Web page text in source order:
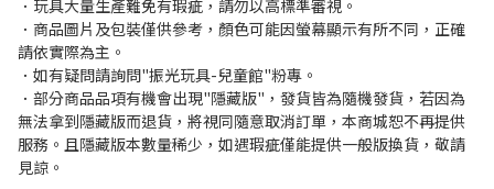
．玩具大量生產難免有瑕疵，請勿以高標準審視。
．商品圖片及包裝僅供參考，顏色可能因螢幕顯示有所不同，正確
請依實際為主。
．如有疑問請詢問"振光玩具-兒童館"粉專。
．部分商品品項有機會出現"隱藏版"，發貨皆為隨機發貨，若因為
無法拿到隱藏版而退貨，將視同隨意取消訂單，本商城恕不再提供
服務。且隱藏版本數量稀少，如遇瑕疵僅能提供一般版換貨，敬請
見諒。